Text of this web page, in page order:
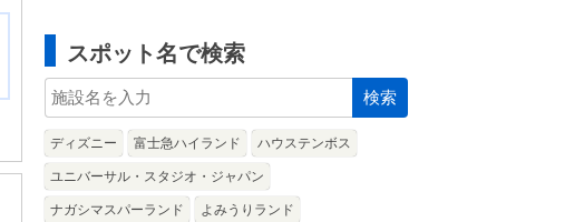
スポット名で検索
検索
ディズニー 富士急ハイランド ハウステンボス
ユニバーサル・スタジオ・ジャパン
ナガシマスパーランド よみうりランド